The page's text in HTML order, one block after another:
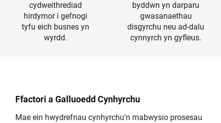
cydweithrediad
hirdymor i gefnogi
tyfu eich busnes yn
wyrdd.
byddwn yn darparu
gwasanaethau
disgyrchu neu ad-dalu
cynnyrch yn gyfleus.
Ffactori a Galluoedd Cynhyrchu
Mae ein hwydrefnau cynhyrchu'n mabwysio prosesau